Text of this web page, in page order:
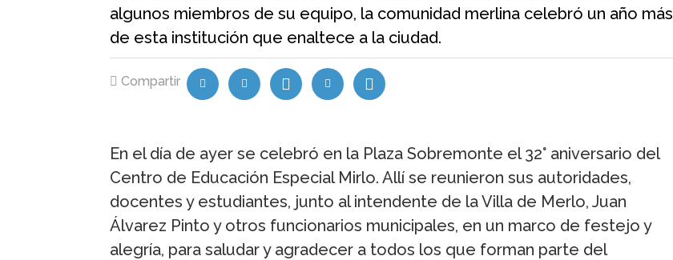
algunos miembros de su equipo, la comunidad merlina celebró un año más
de esta institución que enaltece a la ciudad.
Compartir
En el día de ayer se celebró en la Plaza Sobremonte el 32° aniversario del
Centro de Educación Especial Mirlo. Allí se reunieron sus autoridades,
docentes y estudiantes, junto al intendente de la Villa de Merlo, Juan
Álvarez Pinto y otros funcionarios municipales, en un marco de festejo y
alegría, para saludar y agradecer a todos los que forman parte del